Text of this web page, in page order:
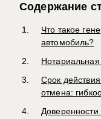
Содержание
Что такое
автомобиль?
Срок
отмена: